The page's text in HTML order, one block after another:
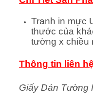
Tranh in mực
thước của
tường x chiều
Thông tin liên
Giấy Dán Tường